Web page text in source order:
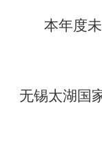
本年度
无锡太湖国